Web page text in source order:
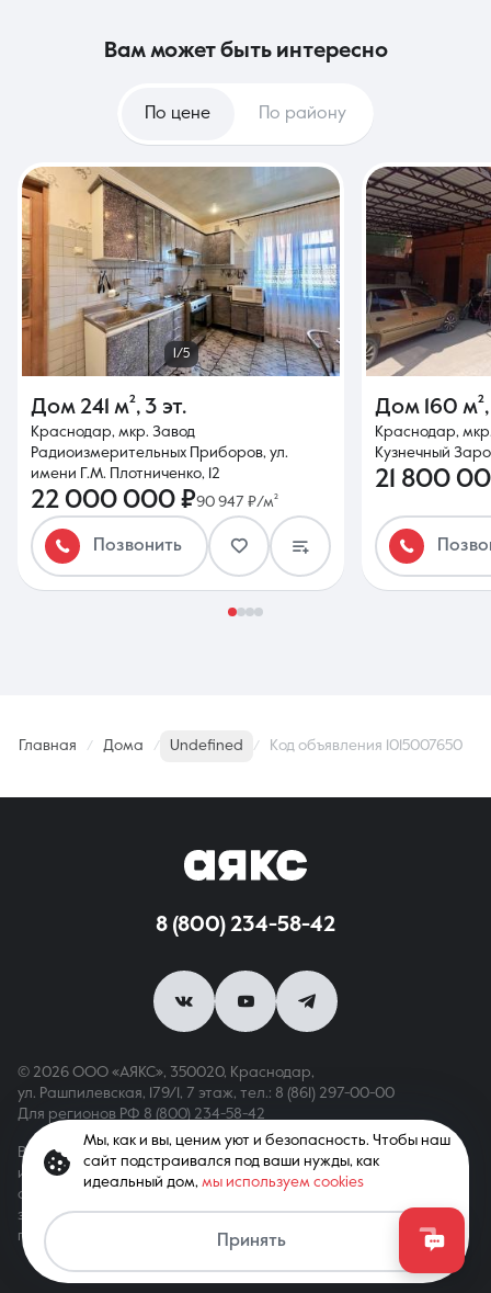
вам может быть интересно
По цене По району
1/5
Дом 241 м², 3 эт.
Краснодар, мкр. Завод
Радиоизмерительных Приборов, ул.
имени Г.М. Плотниченко, 12
22 000 000 ₽90 947 ₽/м²
Позвонить
Дом 160 м²
Краснодар,
Кузнечный
21 800
Главная Дома Undefined Код объявления 1015007650
Связаться с агентом
8 (800) 234-58-42
© 2026 ООО «АЯКС», 350020, Краснодар,
ул. Рашпилевская, 179/1, 7 этаж, тел.: 8 (861) 297-00-00
Для регионов РФ 8 (800) 234-58-42
Вся информация, опубликованная на сайте, носит только
информационный характер и не является публичной офертой,
определяемой положениями ст. 437 ГК РФ. Все права
защищены. При копировании материалов с сайта
гиперссылка обязательна
Мы, как и вы, ценим уют и безопасность. Чтобы наш
сайт подстраивался под ваши нужды, как
идеальный дом, мы используем cookies
Принять